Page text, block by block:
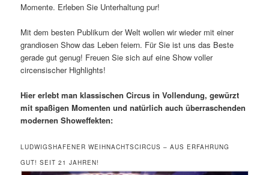
Momente. Erleben Sie Unterhaltung pur!
Mit dem besten Publikum der Welt wollen wir wieder mit einer
grandiosen Show das Leben feiern. Für Sie ist uns das Beste
gerade gut genug! Freuen Sie sich auf eine Show voller
circensischer Highlights!
Hier erlebt man klassischen Circus in Vollendung, gewürzt
mit spaßigen Momenten und natürlich auch überraschenden
modernen Showeffekten:
LUDWIGSHAFENER WEIHNACHTSCIRCUS – AUS ERFAHRUNG
GUT! SEIT 21 JAHREN!